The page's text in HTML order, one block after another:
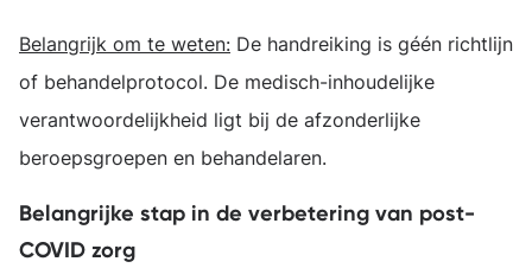
Belangrijk om te weten: De handreiking is géén richtlijn
of behandelprotocol. De medisch-inhoudelijke
verantwoordelijkheid ligt bij de afzonderlijke
beroepsgroepen en behandelaren.
Belangrijke stap in de verbetering van post-
COVID zorg